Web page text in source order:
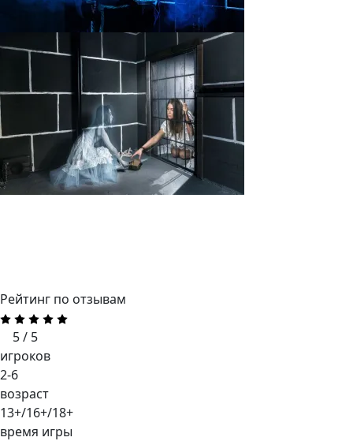
Рейтинг по отзывам
5 / 5
игроков
2-6
возраст
13+/16+/18+
время игры